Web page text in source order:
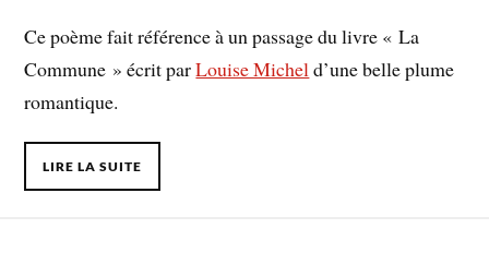
Ce poème fait référence à un passage du livre « La
Commune » écrit parLouise Micheld’une belle plume
romantique.
LIRE LA SUITE